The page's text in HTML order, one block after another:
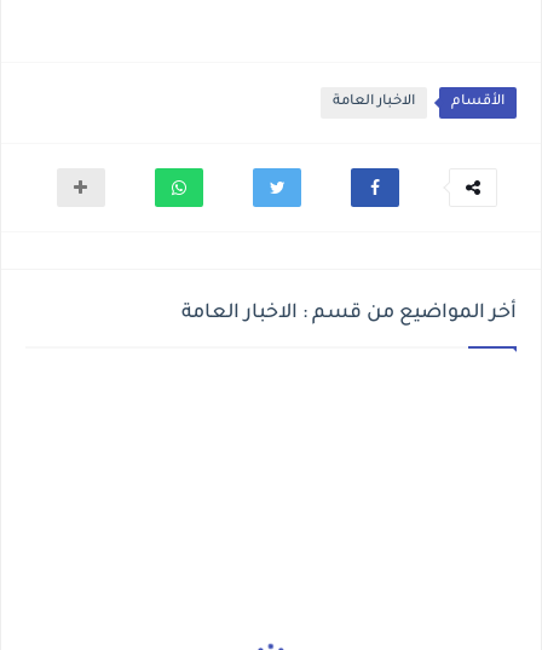
الأقسام الاخبار العامة
أخر المواضيع من قسم : الاخبار العامة